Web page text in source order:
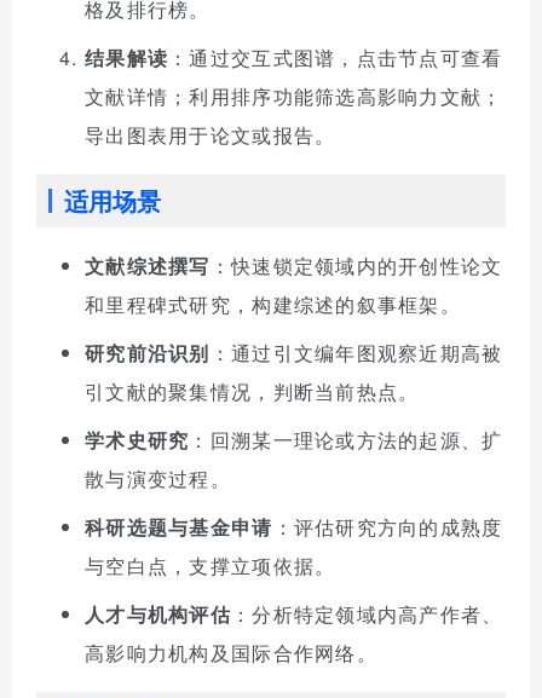
格及排行榜。
结果解读 ：通过交互式图谱，点击节点可查看
文献详情；利用排序功能筛选高影响力文献；
导出图表用于论文或报告。
适用场景
文献综述撰写 ：快速锁定领域内的开创性论文
和里程碑式研究，构建综述的叙事框架。
研究前沿识别 ：通过引文编年图观察近期高被
引文献的聚集情况，判断当前热点。
学术史研究 ：回溯某一理论或方法的起源、扩
散与演变过程。
科研选题与基金申请 ：评估研究方向的成熟度
与空白点，支撑立项依据。
人才与机构评估：分析特定领域内高产作者、
高影响力机构及国际合作网络。